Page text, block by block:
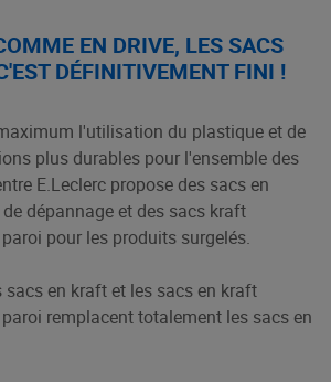
EN DRIVE, LES SACS
DÉFINITIVEMENT FINI !
l'utilisation du plastique et de
plus durables pour l'ensemble des
E.Leclerc propose des sacs en
dépannage et des sacs kraft
pour les produits surgelés.
sacs en kraft et les sacs en kraft
remplacent totalement les sacs en